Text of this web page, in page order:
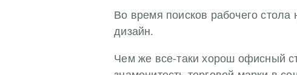
Во время поисков рабочего стола
дизайн.
Чем же все-таки хорош офисный